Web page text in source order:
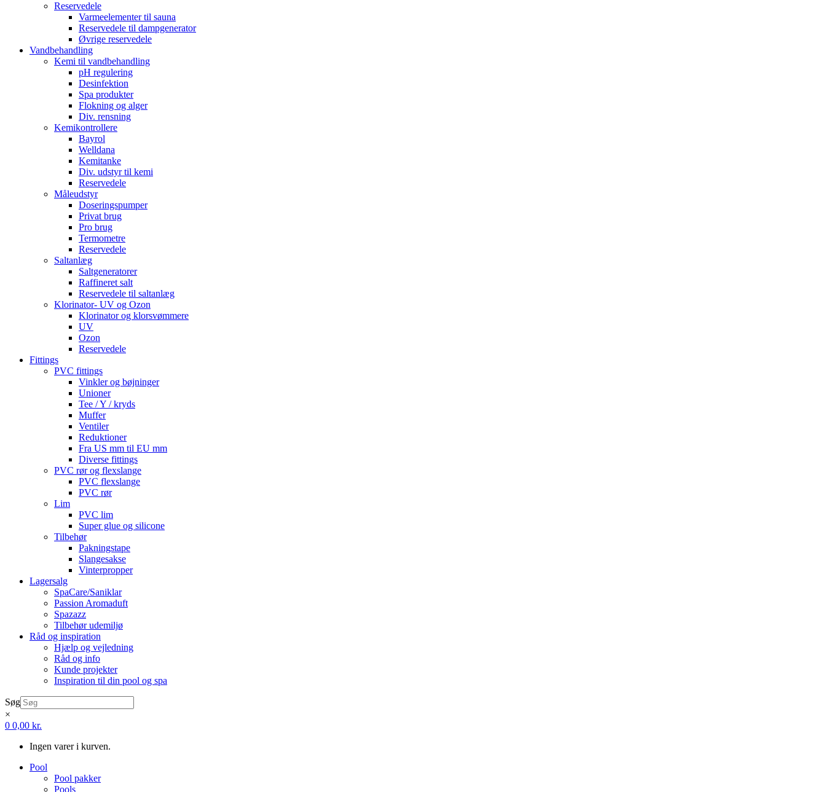
Reservedele
Varmeelementer til sauna
Reservedele til dampgenerator
Øvrige reservedele
Vandbehandling
Kemi til vandbehandling
pH regulering
Desinfektion
Spa produkter
Flokning og alger
Div. rensning
Kemikontrollere
Bayrol
Welldana
Kemitanke
Div. udstyr til kemi
Reservedele
Måleudstyr
Doseringspumper
Privat brug
Pro brug
Termometre
Reservedele
Saltanlæg
Saltgeneratorer
Raffineret salt
Reservedele til saltanlæg
Klorinator- UV og Ozon
Klorinator og klorsvømmere
UV
Ozon
Reservedele
Fittings
PVC fittings
Vinkler og bøjninger
Unioner
Tee / Y / kryds
Muffer
Ventiler
Reduktioner
Fra US mm til EU mm
Diverse fittings
PVC rør og flexslange
PVC flexslange
PVC rør
Lim
PVC lim
Super glue og silicone
Tilbehør
Pakningstape
Slangesakse
Vinterpropper
Lagersalg
SpaCare/Saniklar
Passion Aromaduft
Spazazz
Tilbehør udemiljø
Råd og inspiration
Hjælp og vejledning
Råd og info
Kunde projekter
Inspiration til din pool og spa
Søg
×
0 0,00 kr.
Ingen varer i kurven.
Pool
Pool pakker
Pools